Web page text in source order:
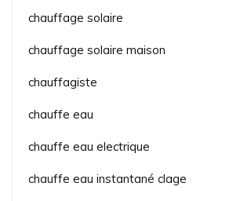
chauffage solaire
chauffage solaire maison
chauffagiste
chauffe eau
chauffe eau electrique
chauffe eau instantané clage